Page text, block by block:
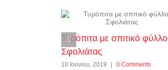
Τυρόπιτα με σπιτικό φύλλο
Σφολιάτας
10 Ιουνίου, 2019 | 0 Comments